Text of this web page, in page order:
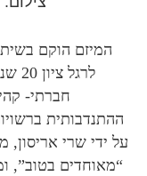
המיזם הוקם
חברתי-
ההתנדבותית
“מאוחדים בטוב”,